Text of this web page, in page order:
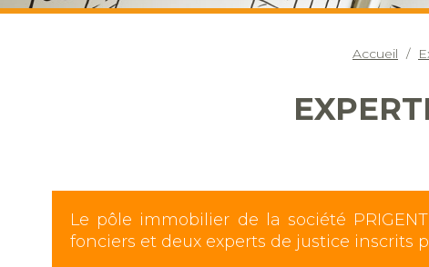
Accueil
Le pôle immobilier de la société
fonciers et deux experts de justice inscrits